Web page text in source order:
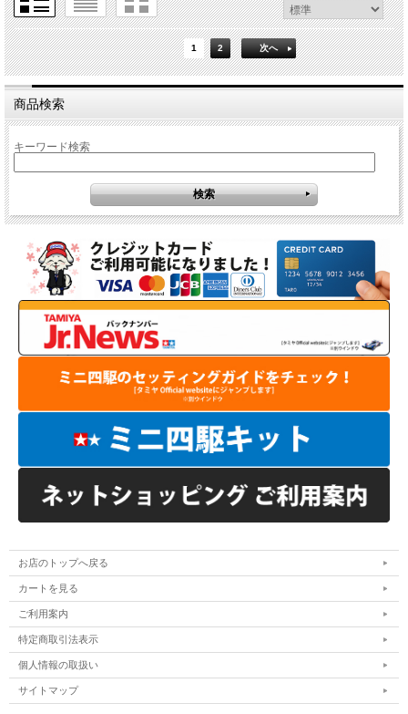
1 2 次へ
商品検索
キーワード検索
お店のトップへ戻る
カートを見る
ご利用案内
特定商取引法表示
個人情報の取扱い
サイトマップ